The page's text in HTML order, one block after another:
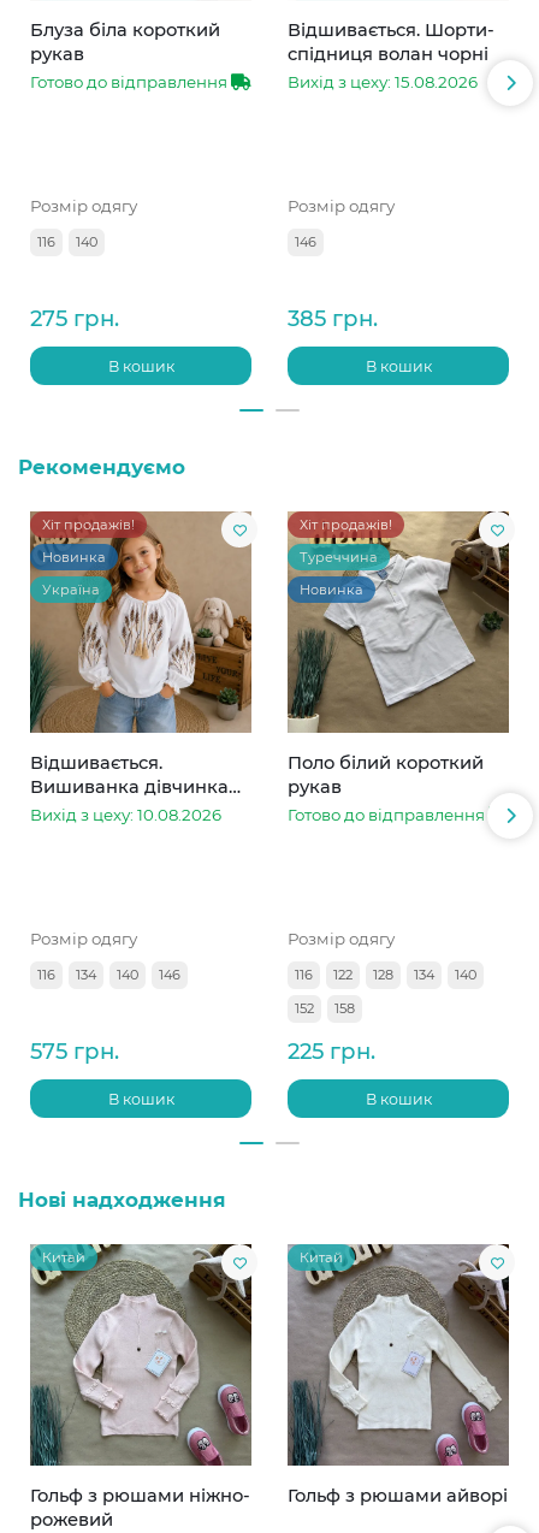
Блуза біла короткий
рукав
Готово до відправлення
Розмір одягу
116 140
275 грн.
В кошик
Відшивається. Шорти-
спідниця волан чорні
Вихід з цеху: 15.08.2026
Розмір одягу
146
385 грн.
В кошик
Рекомендуємо
Хіт продажів!
Новинка
Україна
Відшивається.
Вишиванка дівчинка
колоски
Вихід з цеху: 10.08.2026
Розмір одягу
116 134 140 146
575 грн.
В кошик
Хіт продажів!
Туреччина
Новинка
Поло білий короткий
рукав
Готово до відправлення
Розмір одягу
116 122 128 134
140
152
158
225 грн.
В кошик
Нові надходження
Китай
Гольф з рюшами ніжно-
рожевий
Китай
Гольф з рюшами айворі